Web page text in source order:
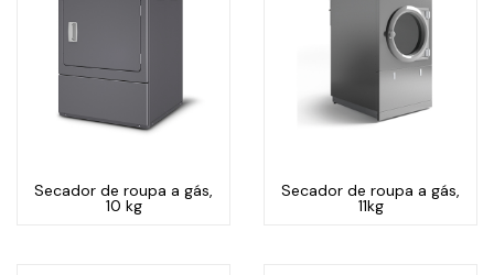
Secador de roupa a gás,
10 kg
Secador de roupa a gás,
11kg